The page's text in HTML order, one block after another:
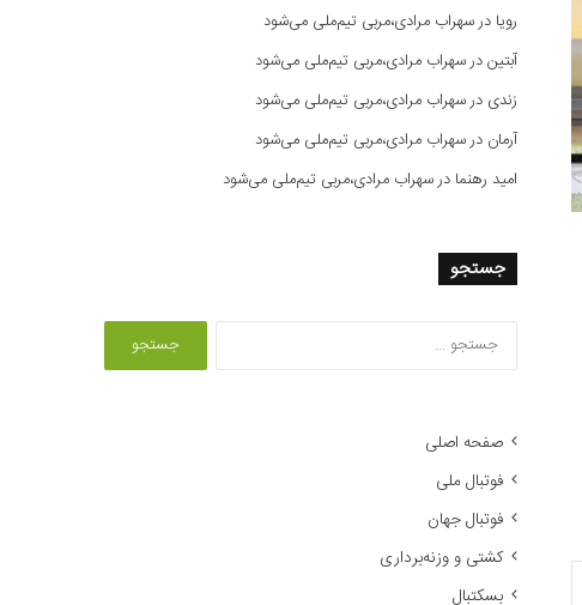
رویا درسهراب مرادی،مربی تیم‌ملی می‌شود
آبتیندرسهراب مرادی،مربی تیم‌ملی می‌شود
زندی درسهراب مرادی،مربی تیم‌ملی می‌شود
آرمان درسهراب مرادی،مربی تیم‌ملی می‌شود
امید رهنما درسهراب مرادی،مربی تیم‌ملی می‌شود
جستجو
صفحه اصلی
فوتبال ملی
فوتبال جهان
کشتی و وزنه‌برداری
بسکتبال